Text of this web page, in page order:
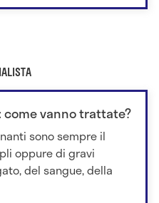
come vanno trattate?
sono sempre il
oppure di gravi
del sangue, della